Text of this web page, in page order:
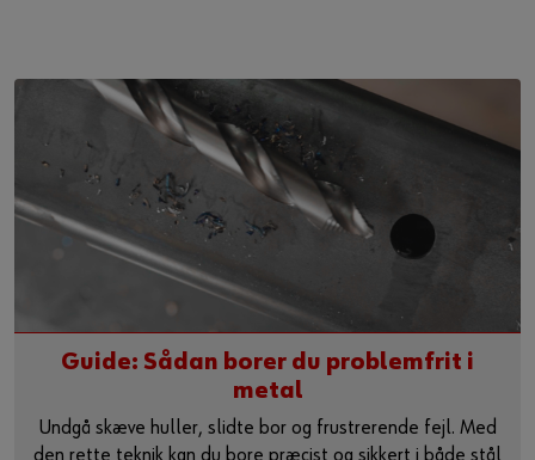
Guide: Sådan borer du problemfrit i
metal
Undgå skæve huller, slidte bor og frustrerende fejl. Med